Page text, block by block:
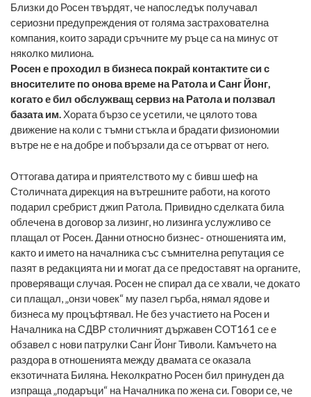
Близки до Росен твърдят, че напоследък получавал
сериозни предупреждения от голяма застрахователна
компания, които заради сръчните му ръце са на минус от
няколко милиона.
Росен е проходил в бизнеса покрай контактите си с
вносителите по онова време на Ратола и Санг Йонг,
когато е бил обслужващ сервиз на Ратола и ползвал
базата им. Хората бързо се усетили, че цялото това
движение на коли с тъмни стъкла и брадати физиономии
вътре не е на добре и побързали да се отърват от него.
Оттогава датира и приятелството му с бивш шеф на
Столичната дирекция на вътрешните работи, на когото
подарил сребрист джип Ратола. Привидно сделката била
облечена в договор за лизинг, но лизинга услужливо се
плащал от Росен. Данни относно бизнес- отношенията им,
както и името на началника със съмнителна репутация се
пазят в редакцията ни и могат да се предоставят на органите,
проверяващи случая. Росен не спирал да се хвали, че докато
си плащал, „онзи човек“ му пазел гърба, нямал ядове и
бизнеса му процъфтявал. Не без участието на Росен и
Началника на СДВР столичният държавен СОТ161 се е
обзавел с нови патрулки Санг Йонг Тиволи. Камъчето на
раздора в отношенията между двамата се оказала
екзотичната Биляна. Неколкратно Росен бил принуден да
изпраща „подаръци“ на Началника по жена си. Говори се, че